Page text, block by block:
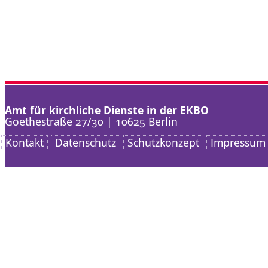
Amt für kirchliche Dienste in der EKBO
Goethestraße 27/30 | 10625 Berlin
Kontakt
Datenschutz Schutzkonzept Impressum